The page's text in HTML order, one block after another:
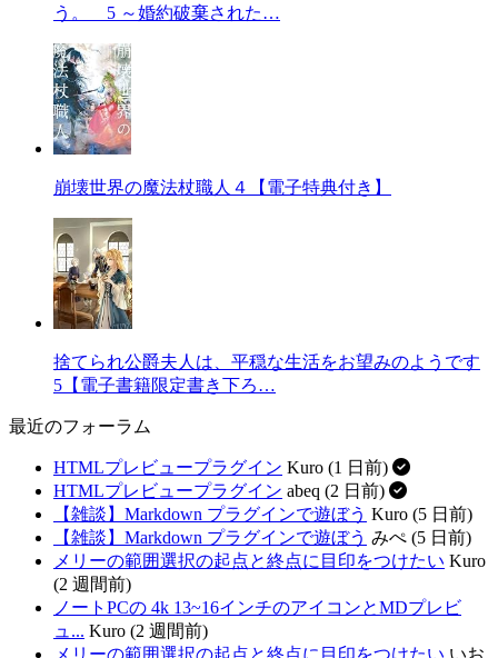
う。 5 ～婚約破棄された…
崩壊世界の魔法杖職人４【電子特典付き】
捨てられ公爵夫人は、平穏な生活をお望みのようです
5【電子書籍限定書き下ろ…
最近のフォーラム
HTMLプレビュープラグイン Kuro (1 日前)
HTMLプレビュープラグイン abeq (2 日前)
【雑談】Markdown プラグインで遊ぼう Kuro (5 日前)
【雑談】Markdown プラグインで遊ぼう みぺ (5 日前)
メリーの範囲選択の起点と終点に目印をつけたい Kuro
(2 週間前)
ノートPCの 4k 13~16インチのアイコンとMDプレビ
ュ... Kuro (2 週間前)
メリーの範囲選択の起点と終点に目印をつけたい いお